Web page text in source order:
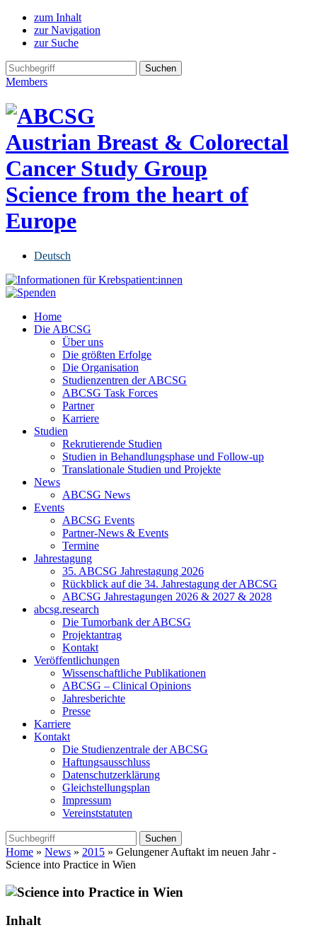
zum Inhalt
zur Navigation
zur Suche
Members
Austrian Breast & Colorectal
Cancer Study Group
Science from the heart of
Europe
Deutsch
Home
Die ABCSG
Über uns
Die größten Erfolge
Die Organisation
Studienzentren der ABCSG
ABCSG Task Forces
Partner
Karriere
Studien
Rekrutierende Studien
Studien in Behandlungsphase und Follow-up
Translationale Studien und Projekte
News
ABCSG News
Events
ABCSG Events
Partner-News & Events
Termine
Jahrestagung
35. ABCSG Jahrestagung 2026
Rückblick auf die 34. Jahrestagung der ABCSG
ABCSG Jahrestagungen 2026 & 2027 & 2028
abcsg.research
Die Tumorbank der ABCSG
Projektantrag
Kontakt
Veröffentlichungen
Wissenschaftliche Publikationen
ABCSG – Clinical Opinions
Jahresberichte
Presse
Karriere
Kontakt
Die Studienzentrale der ABCSG
Haftungsausschluss
Datenschutzerklärung
Gleichstellungsplan
Impressum
Vereinststatuten
Home » News » 2015 » Gelungener Auftakt im neuen Jahr -
Science into Practice in Wien
Inhalt